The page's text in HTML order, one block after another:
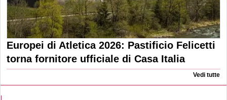
Europei di Atletica 2026: Pastificio Felicetti
torna fornitore ufficiale di Casa Italia
Vedi tutte